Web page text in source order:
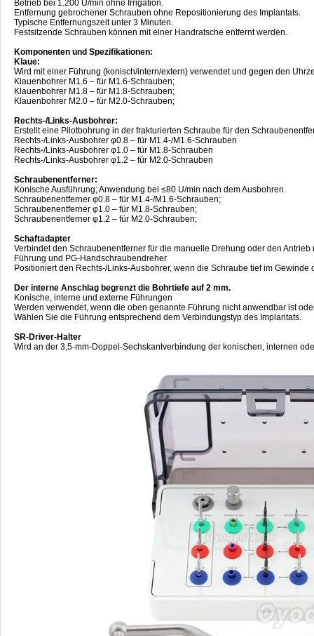
Betrieb bei 1.200 U/min ohne Irrigation.
Entfernung gebrochener Schrauben ohne Repositionierung des Implantats.
Typische Entfernungszeit unter 3 Minuten.
Festsitzende Schrauben können mit einer Handratsche entfernt werden.
Komponenten und Spezifikationen:
Klaue:
Wird mit einer Führung (konisch/intern/extern) verwendet und gegen den
Klauenbohrer M1.6 – für M1.6-Schrauben;
Klauenbohrer M1.8 – für M1.8-Schrauben;
Klauenbohrer M2.0 – für M2.0-Schrauben;
Rechts-/Links-Ausbohrer:
Erstellt eine Pilotbohrung in der frakturierten Schraube für den
Rechts-/Links-Ausbohrer φ0.8 – für M1.4-/M1.6-Schrauben
Rechts-/Links-Ausbohrer φ1.0 – für M1.8-Schrauben
Rechts-/Links-Ausbohrer φ1.2 – für M2.0-Schrauben
Schraubenentferner:
Konische Ausführung; Anwendung bei ≤80 U/min nach dem Ausbohren.
Schraubenentferner φ0.8 – für M1.4-/M1.6-Schrauben;
Schraubenentferner φ1.0 – für M1.8-Schrauben;
Schraubenentferner φ1.2 – für M2.0-Schrauben;
Schaftadapter
Verbindet den Schraubenentferner für die manuelle Drehung oder den
Führung und PG-Handschraubendreher
Positioniert den Rechts-/Links-Ausbohrer, wenn die Schraube tief im Gewinde
Der interne Anschlag begrenzt die Bohrtiefe auf 2 mm.
Konische, interne und externe Führungen
Werden verwendet, wenn die oben genannte Führung nicht anwendbar ist
Wählen Sie die Führung entsprechend dem Verbindungstyp des Implantats.
SR-Driver-Halter
Wird an der 3,5-mm-Doppel-Sechskantverbindung der konischen, internen